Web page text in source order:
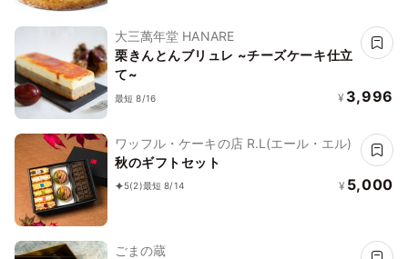
大三萬年堂 HANARE
栗きんとんブリュレ ~チーズケーキ仕立
て~
最短 8/16 ¥ 3,996
ワッフル・ケーキの店 R.L(エール・エル)
秋のギフトセット
5(2)最短 8/14 ¥ 5,000
ごまの蔵